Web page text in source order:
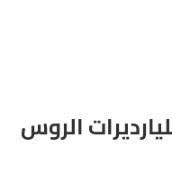
الروس